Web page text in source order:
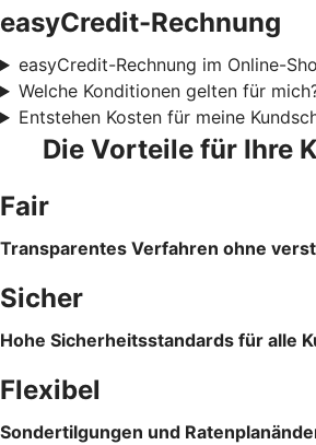
easyCredit-Rechnung
easyCredit-Rechnung im Online-
Welche Konditionen gelten für
Entstehen Kosten für meine
Die Vorteile für Ihre
Fair
Transparentes Verfahren ohne
Sicher
Hohe Sicherheitsstandards für alle
Flexibel
Sondertilgungen und